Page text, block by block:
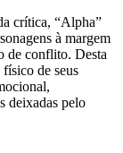
crítica, “Alpha”
à margem
de conflito. Desta
de seus
deixadas pelo